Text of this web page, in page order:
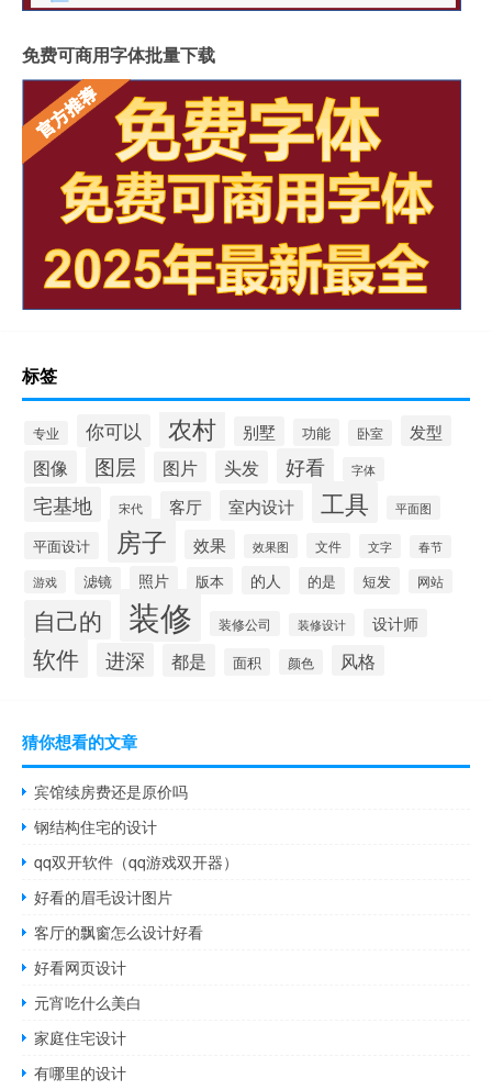
免费可商用字体批量下载
标签
专业 你可以 农村 别墅 功能 卧室 发型
图像 图层 图片 头发 好看 字体
宅基地 宋代 客厅 室内设计 工具 平面图
平面设计 房子 效果 效果图 文件 文字 春节
游戏 滤镜 照片 版本 的人 的是 短发 网站
自己的 装修 装修公司 装修设计 设计师
软件 进深 都是 面积 颜色 风格
猜你想看的文章
宾馆续房费还是原价吗
钢结构住宅的设计
qq双开软件（qq游戏双开器）
好看的眉毛设计图片
客厅的飘窗怎么设计好看
好看网页设计
元宵吃什么美白
家庭住宅设计
有哪里的设计